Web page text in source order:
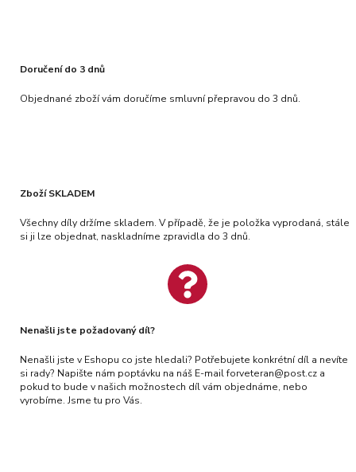
Doručení do 3 dnů
Objednané zboží vám doručíme smluvní přepravou do 3 dnů.
Zboží SKLADEM
Všechny díly držíme skladem. V případě, že je položka vyprodaná, stále
si ji lze objednat, naskladníme zpravidla do 3 dnů.
Nenašli jste požadovaný díl?
Nenašli jste v Eshopu co jste hledali? Potřebujete konkrétní díl a nevíte
si rady? Napište nám poptávku na náš E-mail forveteran@post.cz a
pokud to bude v našich možnostech díl vám objednáme, nebo
vyrobíme. Jsme tu pro Vás.